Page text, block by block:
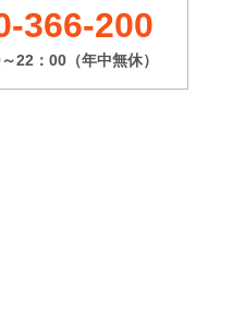
] 2階
101.38坪
@12,001 円/坪～
円/坪
366-200
22：00（年中無休）